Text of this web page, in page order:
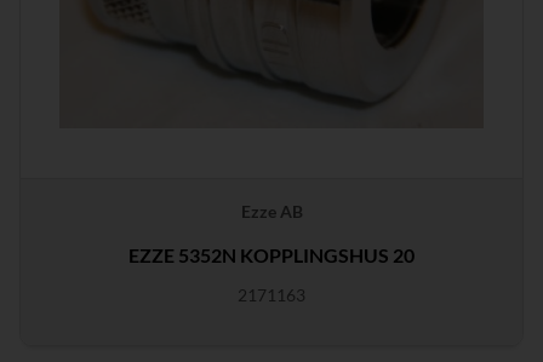
Ezze AB
EZZE 5352N KOPPLINGSHUS 20
2171163